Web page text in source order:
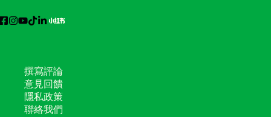
撰寫評論
意見回饋
隱私政策
聯絡我們